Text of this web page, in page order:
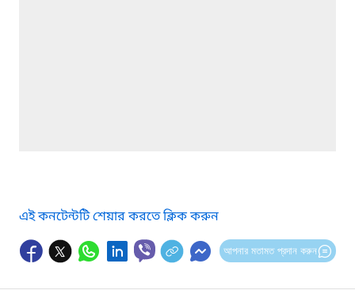
এই কনটেন্টটি শেয়ার করতে ক্লিক করুন
আপনার মতামত প্রদান করুন